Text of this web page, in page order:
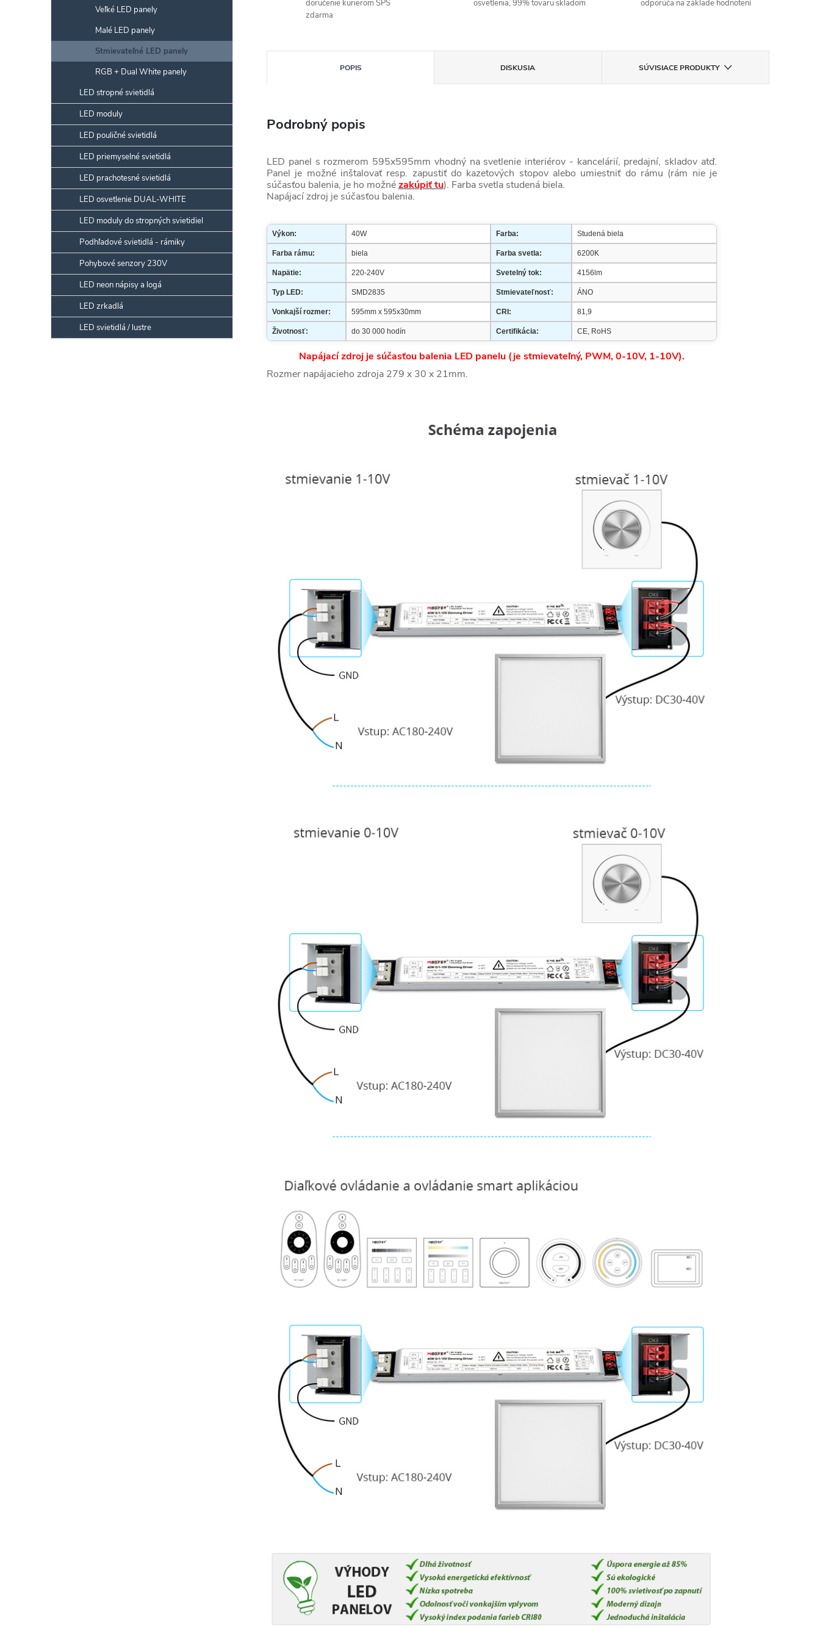
Veľké LED panely
Malé LED panely
Stmievateľné LED panely
RGB + Dual White panely
LED stropné svietidlá
LED moduly
LED pouličné svietidlá
LED priemyselné svietidlá
LED prachotesné svietidlá
LED osvetlenie DUAL-WHITE
LED moduly do stropných svietidiel
Podhľadové svietidlá - rámiky
Pohybové senzory 230V
LED neon nápisy a logá
LED zrkadlá
LED svietidlá / lustre
doručenie kurierom SPS
zdarma
osvetlenia, 99% tovaru skladom
odporúča na základe hodnotení
POPIS DISKUSIA SÚVISIACE PRODUKTY
Podrobný popis
LED panel s rozmerom 595x595mm vhodný na svetlenie interiérov - kancelárií, predajní, skladov atď.
Panel je možné inštalovať resp. zapustiť do kazetových stopov alebo umiestniť do rámu (rám nie je
súčasťou balenia, je ho možnézakúpiť tu). Farba svetla studená biela.
Napájací zdroj je súčasťou balenia.
Výkon: 40W Farba: Studená biela
Farba rámu: biela Farba svetla: 6200K
Napätie: 220-240V Svetelný tok: 4156lm
Typ LED: SMD2835 Stmievateľnosť: ÁNO
Vonkajší rozmer: 595mm x 595x30mm CRI: 81,9
Životnosť: do 30 000 hodín Certifikácia: CE, RoHS
Napájací zdroj je súčasťou balenia LED panelu (je stmievateľný, PWM, 0-10V, 1-10V).
Rozmer napájacieho zdroja 279 x 30 x 21mm.